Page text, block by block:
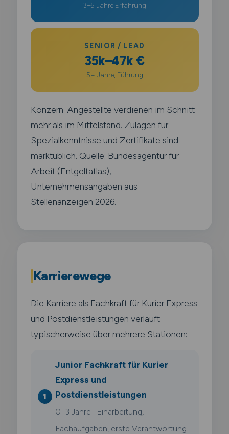
3–5 Jahre Erfahrung
SENIOR / LEAD
35k–47k €
5+ Jahre, Führung
Konzern-Angestellte verdienen im Schnitt
mehr als im Mittelstand. Zulagen für
Spezialkenntnisse und Zertifikate sind
marktüblich. Quelle: Bundesagentur für
Arbeit (Entgeltatlas),
Unternehmensangaben aus
Stellenanzeigen 2026.
Karrierewege
Die Karriere als Fachkraft für Kurier Express
und Postdienstleistungen verläuft
typischerweise über mehrere Stationen:
Junior Fachkraft für Kurier
Express und
Postdienstleistungen
0–3 Jahre · Einarbeitung,
Fachaufgaben, erste Verantwortung